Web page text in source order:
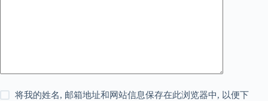
将我的姓名, 邮箱地址和网站信息保存在此浏览器中, 以便下